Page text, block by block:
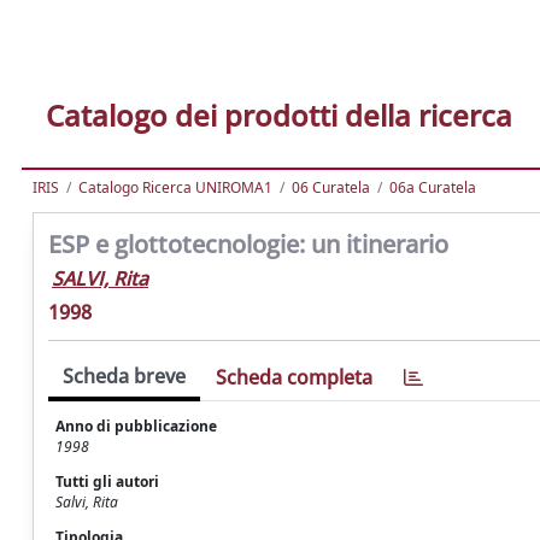
Catalogo dei prodotti della ricerca
IRIS Catalogo Ricerca UNIROMA1 06 Curatela 06a Curatela
ESP e glottotecnologie: un itinerario
SALVI, Rita
1998
Scheda breve Scheda completa
Anno di pubblicazione
1998
Tutti gli autori
Salvi, Rita